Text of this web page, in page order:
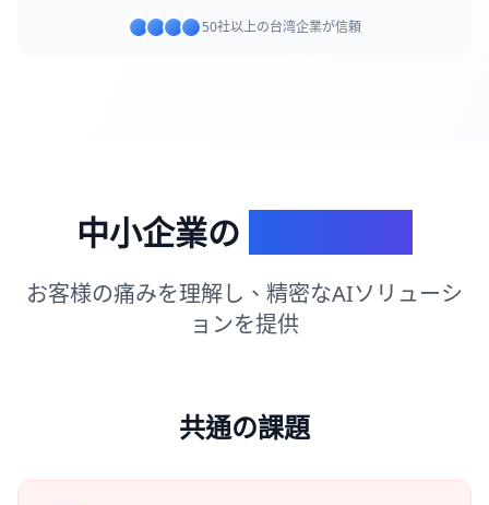
50社以上の台湾企業が信頼
中小企業の
お客様の痛みを理解し、精密なAIソリューシ
ョンを提供
共通の課題